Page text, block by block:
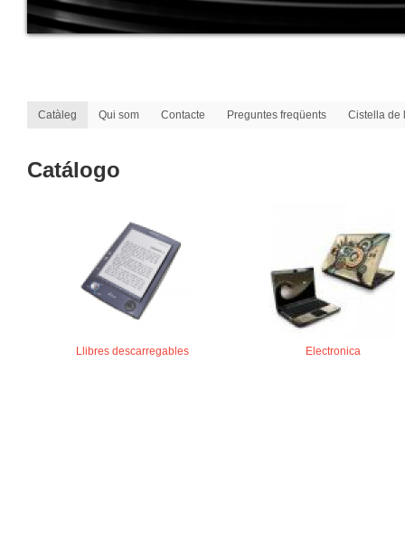
Catàleg Qui som Contacte Preguntes freqüents Cistella de
Catálogo
Llibres descarregables Electronica